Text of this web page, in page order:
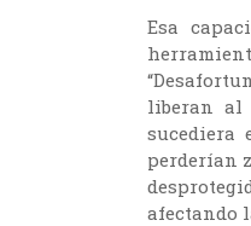
Esa
liberan al
sucediera
perderían
afectando